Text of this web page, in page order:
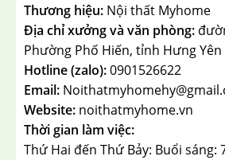
Thương hiệu: Nội thất Myhome
Địa chỉ xưởng và văn phòng:
Phường Phố Hiến, tỉnh Hưng Yên
Hotline (zalo):0901526622
Email:
Website: noithatmyhome.vn
Thời gian làm việc:
Thứ Hai đến Thứ Bảy: Buổi sáng: